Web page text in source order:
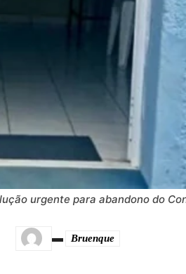
urgente para abandono do
Bruenque